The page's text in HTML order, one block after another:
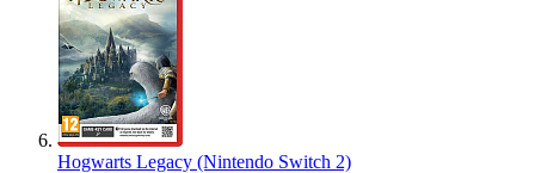
Hogwarts Legacy (Nintendo Switch 2)